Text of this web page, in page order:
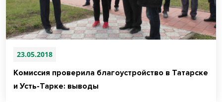
23.05.2018
Комиссия проверила благоустройство в Татарске
и Усть-Тарке: выводы